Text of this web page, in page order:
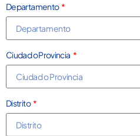
Departamento
Ciudad o Provincia
Distrito